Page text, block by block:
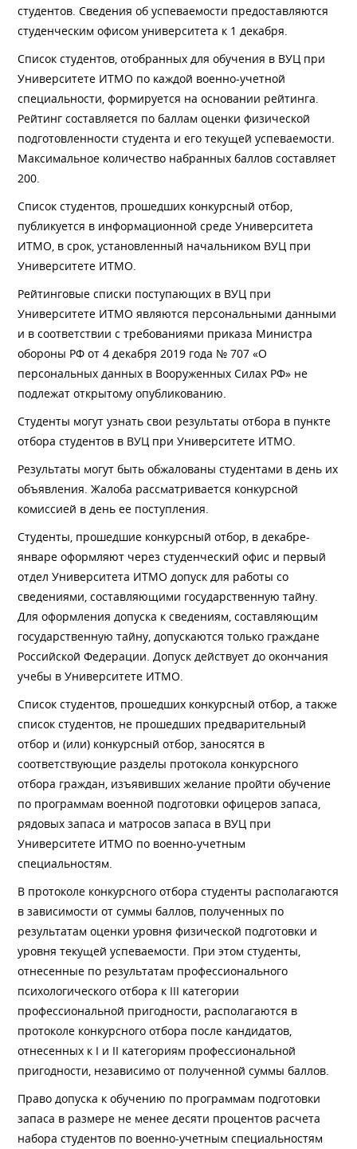
студентов. Сведения об успеваемости предоставляются
студенческим офисом университета к 1 декабря.
Список студентов, отобранных для обучения в ВУЦ при
Университете ИТМО по каждой военно-учетной
специальности, формируется на основании рейтинга.
Рейтинг составляется по баллам оценки физической
подготовленности студента и его текущей успеваемости.
Максимальное количество набранных баллов составляет
200.
Список студентов, прошедших конкурсный отбор,
публикуется в информационной среде Университета
ИТМО, в срок, установленный начальником ВУЦ при
Университете ИТМО.
Рейтинговые списки поступающих в ВУЦ при
Университете ИТМО являются персональными данными
и в соответствии с требованиями приказа Министра
обороны РФ от 4 декабря 2019 года № 707 «О
персональных данных в Вооруженных Силах РФ» не
подлежат открытому опубликованию.
Студенты могут узнать свои результаты отбора в пункте
отбора студентов в ВУЦ при Университете ИТМО.
Результаты могут быть обжалованы студентами в день их
объявления. Жалоба рассматривается конкурсной
комиссией в день ее поступления.
Студенты, прошедшие конкурсный отбор, в декабре-
январе оформляют через студенческий офис и первый
отдел Университета ИТМО допуск для работы со
сведениями, составляющими государственную тайну.
Для оформления допуска к сведениям, составляющим
государственную тайну, допускаются только граждане
Российской Федерации. Допуск действует до окончания
учебы в Университете ИТМО.
Список студентов, прошедших конкурсный отбор, а также
список студентов, не прошедших предварительный
отбор и (или) конкурсный отбор, заносятся в
соответствующие разделы протокола конкурсного
отбора граждан, изъявивших желание пройти обучение
по программам военной подготовки офицеров запаса,
рядовых запаса и матросов запаса в ВУЦ при
Университете ИТМО по военно-учетным
специальностям.
В протоколе конкурсного отбора студенты располагаются
в зависимости от суммы баллов, полученных по
результатам оценки уровня физической подготовки и
уровня текущей успеваемости. При этом студенты,
отнесенные по результатам профессионального
психологического отбора к III категории
профессиональной пригодности, располагаются в
протоколе конкурсного отбора после кандидатов,
отнесенных к I и II категориям профессиональной
пригодности, независимо от полученной суммы баллов.
Право допуска к обучению по программам подготовки
запаса в размере не менее десяти процентов расчета
набора студентов по военно-учетным специальностям